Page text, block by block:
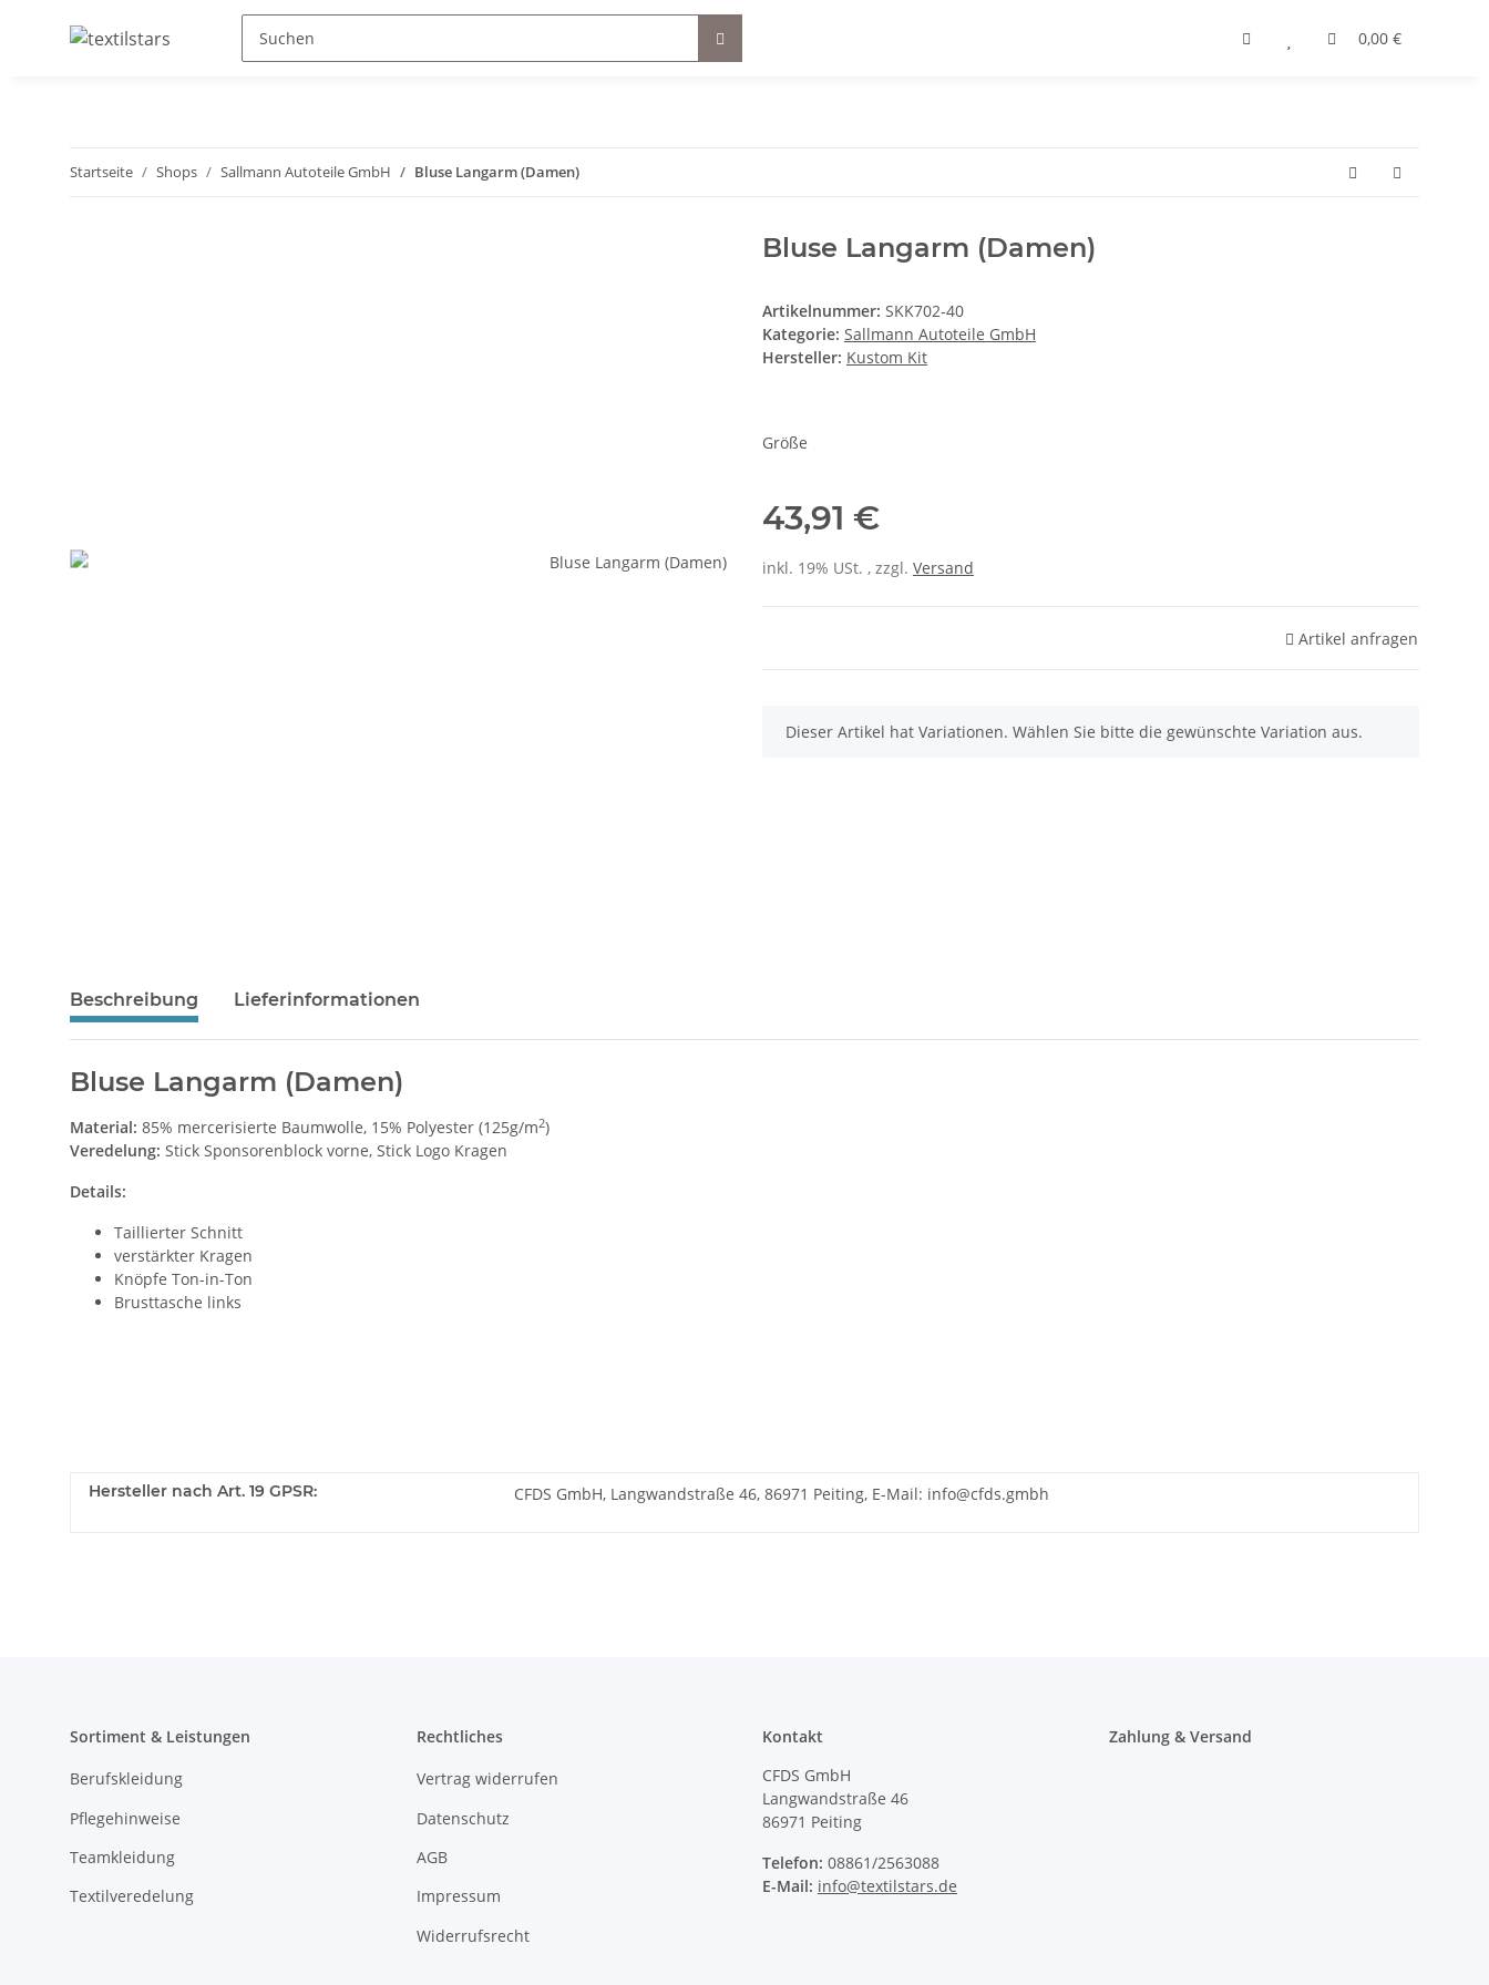
0,00 €
Startseite Shops Sallmann Autoteile GmbH Bluse Langarm (Damen)
Bluse Langarm (Damen)
Artikelnummer: SKK702-40
Kategorie: Sallmann Autoteile GmbH
Hersteller: Kustom Kit
Größe
43,91 €
inkl. 19% USt. , zzgl. Versand
Artikel anfragen
x
Dieser Artikel hat Variationen. Wählen Sie bitte die gewünschte Variation aus.
Beschreibung Lieferinformationen
Bluse Langarm (Damen)
Material: 85% mercerisierte Baumwolle, 15% Polyester (125g/m2)
Veredelung: Stick Sponsorenblock vorne, Stick Logo Kragen
Details:
Taillierter Schnitt
verstärkter Kragen
Knöpfe Ton-in-Ton
Brusttasche links
Hersteller nach Art. 19 GPSR: CFDS GmbH, Langwandstraße 46, 86971 Peiting, E-Mail: info@cfds.gmbh
Sortiment & Leistungen
Berufskleidung
Pflegehinweise
Teamkleidung
Textilveredelung
Rechtliches
Vertrag widerrufen
Datenschutz
AGB
Impressum
Widerrufsrecht
Kontakt
CFDS GmbH
Langwandstraße 46
86971 Peiting
Telefon: 08861/2563088
E-Mail: info@textilstars.de
Zahlung & Versand